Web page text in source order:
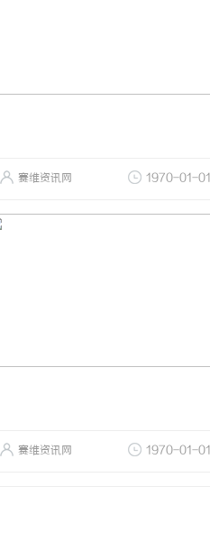
赛维资讯网 1970-01-01
赛维资讯网 1970-01-01